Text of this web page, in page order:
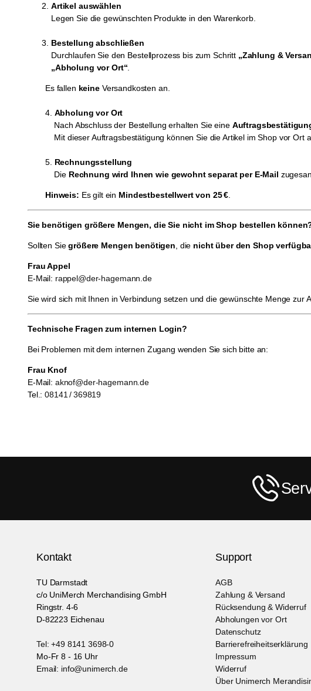
Artikel auswählen
Legen Sie die gewünschten Produkte in den Warenkorb.
Bestellung abschließen
Durchlaufen Sie den Bestellprozess bis zum Schritt „Zahlung &
„Abholung vor Ort“
Es fallen keineVersandkosten an.
4. Abholung vor Ort
Nach Abschluss der Bestellung erhalten Sie eine
Mit dieser Auftragsbestätigung können Sie die Artikel im Shop vor Ort
5. Rechnungsstellung
Die Rechnung wird Ihnen wie gewohnt separat per E-Mail
Hinweis: Es gilt ein Mindestbestellwert von 25€
Sie benötigen größere Mengen, die Sie nicht im Shop bestellen
Sollten Siegrößere Mengen benötigen , die nicht über den Shop
Frau Appel
E-Mail: rappel@der-hagemann.de
Sie wird sich mit Ihnen in Verbindung setzen und die gewünschte Menge zur
Technische Fragen zum internen Login?
Bei Problemen mit dem internen Zugang wenden Sie sich bitte an:
Frau Knof
E-Mail: aknof@der-hagemann.de
Tel.:08141 / 369819
Kontakt
TU Darmstadt
c/o UniMerch Merchandising GmbH
Ringstr. 4-6
D-82223 Eichenau
Tel: +49 8141 3698-0
Mo-Fr 8 - 16 Uhr
Email: info@unimerch.de
Support
AGB
Zahlung & Versand
Rücksendung & Widerruf
Abholungen vor Ort
Datenschutz
Barrierefreiheitserklärung
Impressum
Widerruf
Über Unimerch